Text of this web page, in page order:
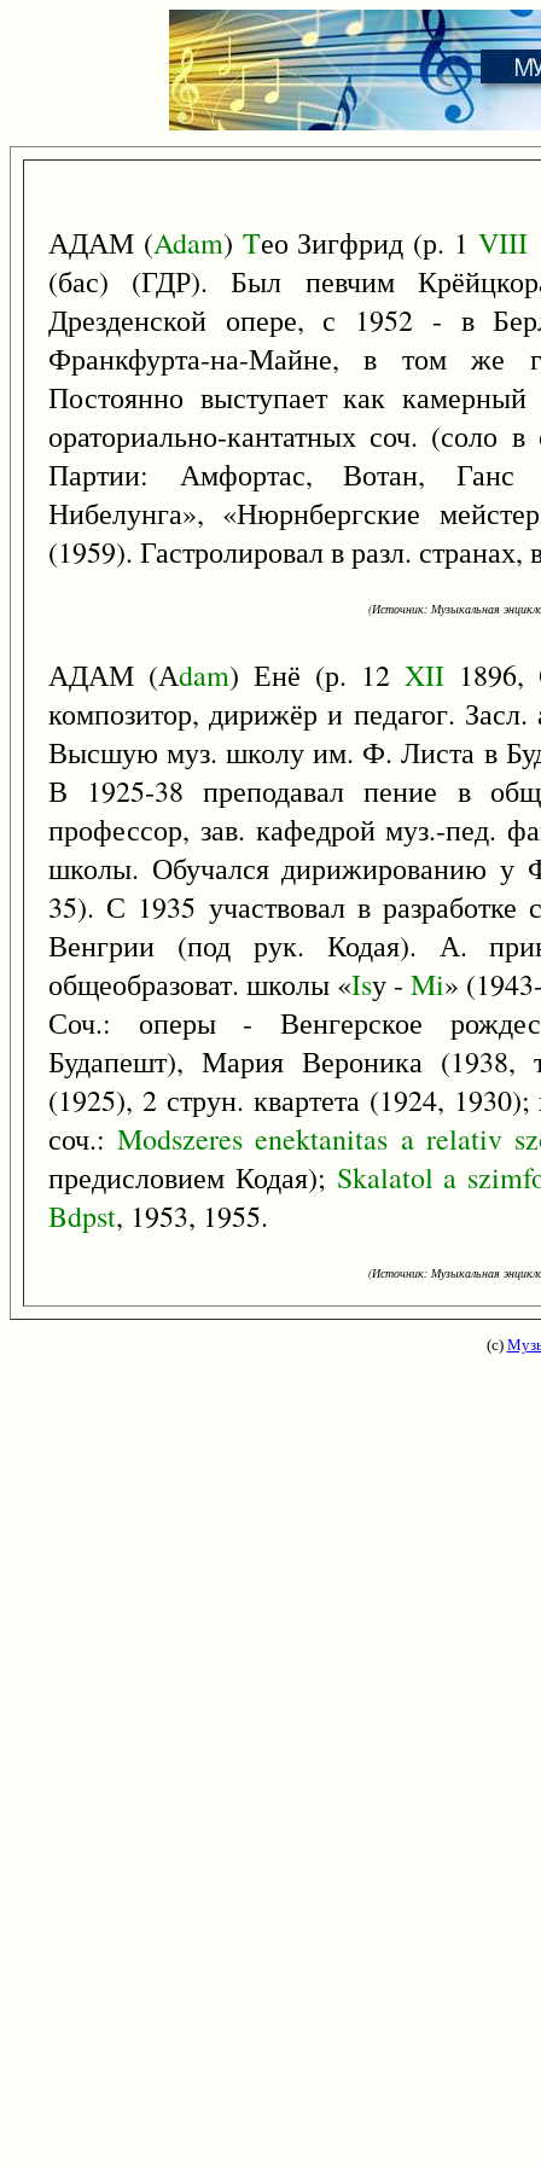
АДАМ (Adam) Tео Зигфрид (р. 1 VIII
(бас) (ГДР). Был певчим
Дрезденской опере, с 1952 - в
Франкфурта-на-Майне, в том же
Постоянно выступает как
ораториально-кантатных соч. (соло
Партии: Амфортас, Вотан, Ганс
Нибелунга», «Нюрнбергские
(1959). Гастролировал в разл.
(Источник: Музыкальная
АДАМ (Аdam) Енё (р. 12 XII 1896,
композитор, дирижёр и педагог.
Высшую муз. школу им. Ф. Листа в
В 1925-38 преподавал пение в
профессор, зав. кафедрой муз.-пед.
школы. Обучался дирижированию у
35). С 1935 участвовал в
Венгрии (под рук. Кодая). А.
общеобразоват. школы «Isу - Mi»
Соч.: оперы - Венгерское
Будапешт), Мария Вероника
(1925), 2 струн. квартета (1924,
соч.:Modszeres enektanitas a relativ
предисловием Кодая); Skalatol a
Bdpst, 1953, 1955.
(Источник: Музыкальная
(с)